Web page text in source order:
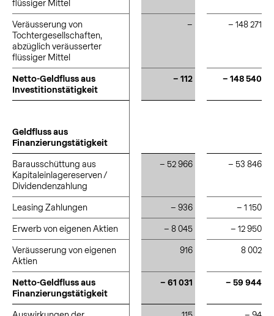
flüssiger Mittel
Veräusserung von
Tochtergesellschaften,
abzüglich veräusserter
flüssiger Mittel
– – 148 271
Netto-Geldfluss aus
Investitionstätigkeit
– 112 – 148 540
Geldfluss aus
Finanzierungstätigkeit
Barausschüttung aus
Kapitaleinlagereserven /
Dividendenzahlung
– 52 966 – 53 846
Leasing Zahlungen – 936 – 1 150
Erwerb von eigenen Aktien – 8 045 – 12 950
Veräusserung von eigenen
Aktien
916 8 002
Netto-Geldfluss aus
Finanzierungstätigkeit
– 61 031 – 59 944
flüssiger Mittel
Veräusserung von
Tochtergesellschaften,
abzüglich veräusserter
flüssiger Mittel
Netto-Geldfluss aus
Investitionstätigkeit
Geldfluss aus
Finanzierungstätigkeit
Barausschüttung aus
Kapitaleinlagereserven /
Dividendenzahlung
Leasing Zahlungen
Erwerb von eigenen Aktien
Veräusserung von eigenen
Aktien
Netto-Geldfluss aus
Finanzierungstätigkeit